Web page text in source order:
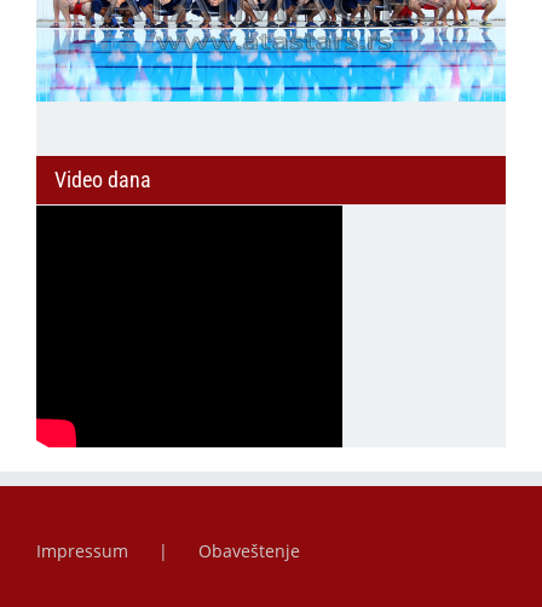
Video dana
Impressum Obaveštenje